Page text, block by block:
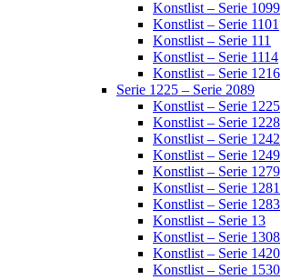
Konstlist – Serie 1099
Konstlist – Serie 1101
Konstlist – Serie 111
Konstlist – Serie 1114
Konstlist – Serie 1216
Serie 1225 – Serie 2089
Konstlist – Serie 1225
Konstlist – Serie 1228
Konstlist – Serie 1242
Konstlist – Serie 1249
Konstlist – Serie 1279
Konstlist – Serie 1281
Konstlist – Serie 1283
Konstlist – Serie 13
Konstlist – Serie 1308
Konstlist – Serie 1420
Konstlist – Serie 1530